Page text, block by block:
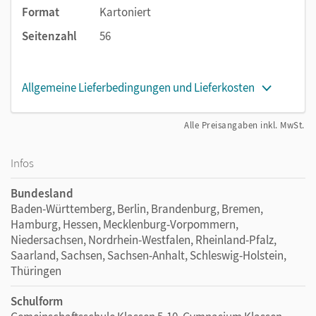
Format
Kartoniert
Seitenzahl
56
Allgemeine Lieferbedingungen und Lieferkosten
Alle Preisangaben inkl. MwSt.
Infos
Bundesland
Baden-Württemberg, Berlin, Brandenburg, Bremen,
Hamburg, Hessen, Mecklenburg-Vorpommern,
Niedersachsen, Nordrhein-Westfalen, Rheinland-Pfalz,
Saarland, Sachsen, Sachsen-Anhalt, Schleswig-Holstein,
Thüringen
Schulform